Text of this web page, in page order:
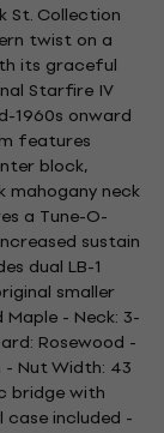
St. Collection
twist on a
its graceful
Starfire IV
1960s onward
features
block,
mahogany neck
a Tune-O-
sustain
dual LB-1
smaller
- Neck: 3-
Rosewood -
Nut Width: 43
bridge with
case included -